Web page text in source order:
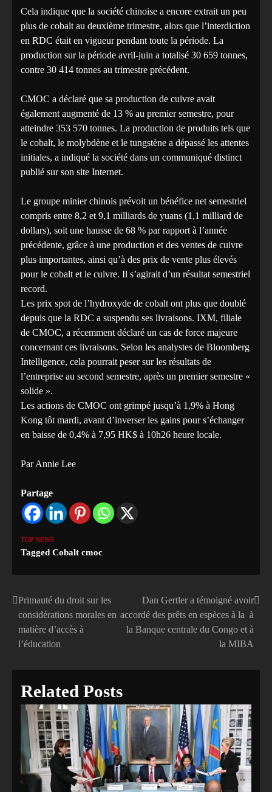
Cela indique que la société chinoise a encore extrait un peu
plus de cobalt au deuxième trimestre, alors que l’interdiction
en RDC était en vigueur pendant toute la période. La
production sur la période avril-juin a totalisé 30 659 tonnes,
contre 30 414 tonnes au trimestre précédent.
CMOC a déclaré que sa production de cuivre avait
également augmenté de 13 % au premier semestre, pour
atteindre 353 570 tonnes. La production de produits tels que
le cobalt, le molybdène et le tungstène a dépassé les attentes
initiales, a indiqué la société dans un communiqué distinct
publié sur son site Internet.
Le groupe minier chinois prévoit un bénéfice net semestriel
compris entre 8,2 et 9,1 milliards de yuans (1,1 milliard de
dollars), soit une hausse de 68 % par rapport à l’année
précédente, grâce à une production et des ventes de cuivre
plus importantes, ainsi qu’à des prix de vente plus élevés
pour le cobalt et le cuivre. Il s’agirait d’un résultat semestriel
record.
Les prix spot de l’hydroxyde de cobalt ont plus que doublé
depuis que la RDC a suspendu ses livraisons. IXM, filiale
de CMOC, a récemment déclaré un cas de force majeure
concernant ces livraisons. Selon les analystes de Bloomberg
Intelligence, cela pourrait peser sur les résultats de
l’entreprise au second semestre, après un premier semestre «
solide ».
Les actions de CMOC ont grimpé jusqu’à 1,9% à Hong
Kong tôt mardi, avant d’inverser les gains pour s’échanger
en baisse de 0,4% à 7,95 HK$ à 10h26 heure locale.
Par Annie Lee
Partage
TOP NEWS
Tagged Cobalt cmoc
Navigation
de
l’article
Primauté du droit sur les
considérations morales en
matière d’accès à
l’éducation
Dan Gertler a témoigné avoir
accordé des prêts en espèces à la à
la Banque centrale du Congo et à
la MIBA
Related Posts